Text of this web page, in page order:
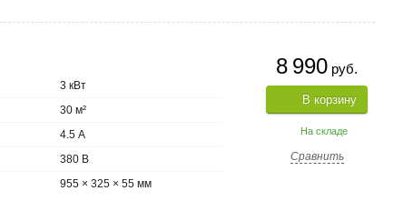
8 990 руб.
В корзину
На складе
Сравнить
3 кВт
30 м²
4.5 А
380 В
955 × 325 × 55 мм